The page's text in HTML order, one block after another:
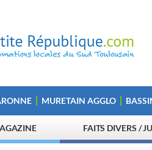
MURETAIN AGGLO
FAITS DIVERS /